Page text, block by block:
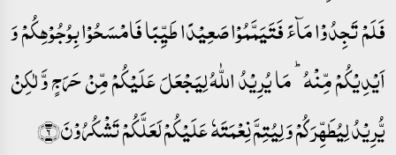
فَلَمۡ تَجِدُوۡا مَآءً فَتَیَمَّمُوۡا صَعِیۡدًا طَیِّبًا فَامۡسَحُوۡا بِوُجُوۡہِکُمۡ وَ
اَیۡدِیۡکُمۡ مِّنۡہُ ؕ مَا یُرِیۡدُ اللّٰہُ لِیَجۡعَلَ عَلَیۡکُمۡ مِّنۡ حَرَجٍ وَّ لٰکِنۡ
یُّرِیۡدُ لِیُطَہِّرَکُمۡ وَ لِیُتِمَّ نِعۡمَتَہٗ عَلَیۡکُمۡ لَعَلَّکُمۡ تَشۡکُرُوۡنَ﴿۶﴾